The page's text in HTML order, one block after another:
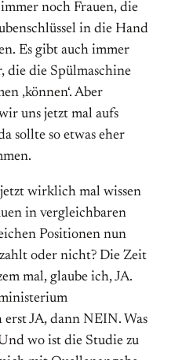
immer noch Frauen, die
in die Hand
Es gibt auch immer
die die Spülmaschine
‚können‘. Aber
uns jetzt mal aufs
sollte so etwas eher
wirklich mal wissen
in vergleichbaren
Positionen nun
oder nicht? Die Zeit
mal, glaube ich, JA.
JA, dann NEIN. Was
wo ist die Studie zu